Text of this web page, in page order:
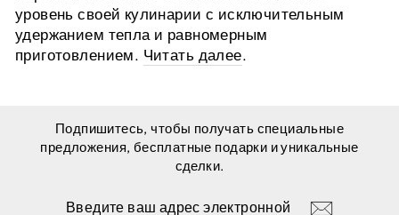
ПРИГОДНАЯ ДЛЯ
ДУХОВКИ - ДЛЯ
ИСПОЛЬЗОВАНИЯ
ГРИЛЯ, ИНДУКЦИИ
уровень своей кулинарии с исключительным
удержанием тепла и равномерным
приготовлением. Читать далее.
Подпишитесь, чтобы получать специальные
предложения, бесплатные подарки и уникальные
сделки.